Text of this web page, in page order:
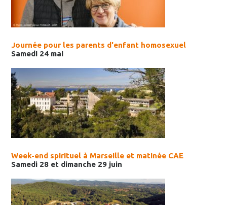
Journée pour les parents d'enfant homosexuel
Samedi 24 mai
Week-end spirituel à Marseille et matinée CAE
Samedi 28 et dimanche 29 juin